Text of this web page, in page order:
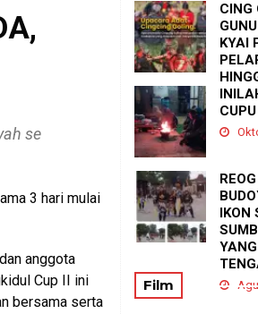
se
3 hari mulai
anggota
Cup II ini
bersama serta
CING
KYAI
IKON
Film